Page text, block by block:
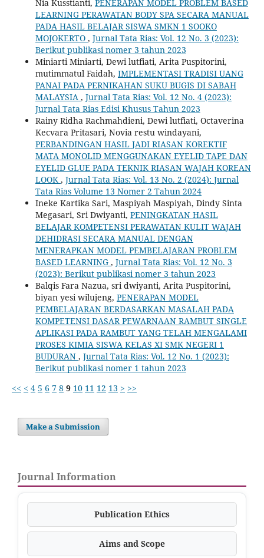
Nia Kusstianti, PENERAPAN MODEL PROBLEM BASED
LEARNING PERAWATAN BODY SPA SECARA MANUAL
PADA HASIL BELAJAR SISWA SMKN 1 SOOKO
MOJOKERTO , Jurnal Tata Rias: Vol. 12 No. 3 (2023):
Berikut publikasi nomer 3 tahun 2023
Miniarti Miniarti, Dewi lutfiati, Arita Puspitorini,
mutimmatul Faidah, IMPLEMENTASI TRADISI UANG
PANAI PADA PERNIKAHAN SUKU BUGIS DI SABAH
MALAYSIA , Jurnal Tata Rias: Vol. 12 No. 4 (2023):
Jurnal Tata Rias Edisi Khusus Tahun 2023
Rainy Ridha Rachmahdieni, Dewi lutfiati, Octaverina
Kecvara Pritasari, Novia restu windayani,
PERBANDINGAN HASIL JADI RIASAN KOREKTIF
MATA MONOLID MENGGUNAKAN EYELID TAPE DAN
EYELID GLUE PADA TEKNIK RIASAN WAJAH KOREAN
LOOK , Jurnal Tata Rias: Vol. 13 No. 2 (2024): Jurnal
Tata Rias Volume 13 Nomer 2 Tahun 2024
Ineke Kartika Sari, Maspiyah Maspiyah, Dindy Sinta
Megasari, Sri Dwiyanti, PENINGKATAN HASIL
BELAJAR KOMPETENSI PERAWATAN KULIT WAJAH
DEHIDRASI SECARA MANUAL DENGAN
MENERAPKAN MODEL PEMBELAJARAN PROBLEM
BASED LEARNING , Jurnal Tata Rias: Vol. 12 No. 3
(2023): Berikut publikasi nomer 3 tahun 2023
Balqis Fara Nazua, sri dwiyanti, Arita Puspitorini,
biyan yesi wilujeng, PENERAPAN MODEL
PEMBELAJARAN BERDASARKAN MASALAH PADA
KOMPETENSI DASAR PEWARNAAN RAMBUT SINGLE
APLIKASI PADA RAMBUT YANG TELAH MENGALAMI
PROSES KIMIA SISWA KELAS XI SMK NEGERI 1
BUDURAN , Jurnal Tata Rias: Vol. 12 No. 1 (2023):
Berikut publikasi nomer 1 tahun 2023
<< < 4 5 6 7 8 9 10 11 12 13 > >>
Make a Submission
Journal Information
Publication Ethics
Aims and Scope